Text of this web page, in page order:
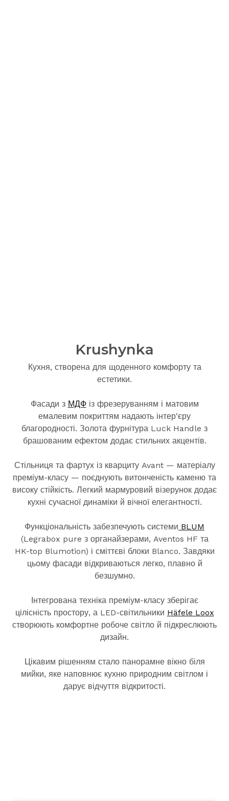
Krushynka
Кухня, створена для щоденного комфорту та
естетики.
Фасади з МДФіз фрезеруванням і матовим
емалевим покриттям надають інтер’єру
благородності. Золота фурнітура Luck Handle з
брашованим ефектом додає стильних акцентів.
Стільниця та фартух із кварциту Avant — матеріалу
преміум-класу — поєднують витонченість каменю та
високу стійкість. Легкий мармуровий візерунок додає
кухні сучасної динаміки й вічної елегантності.
Функціональність забезпечують системи BLUM
(Legrabox pure з органайзерами, Aventos HF та
HK-top Blumotion) і сміттєві блоки Blanco. Завдяки
цьому фасади відкриваються легко, плавно й
безшумно.
Інтегрована техніка преміум-класу зберігає
цілісність простору, а LED-світильники Häfele Loox
створюють комфортне робоче світло й підкреслюють
дизайн.
Цікавим рішенням стало панорамне вікно біля
мийки, яке наповнює кухню природним світлом і
дарує відчуття відкритості.